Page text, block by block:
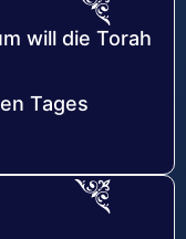
will die Torah
Tages